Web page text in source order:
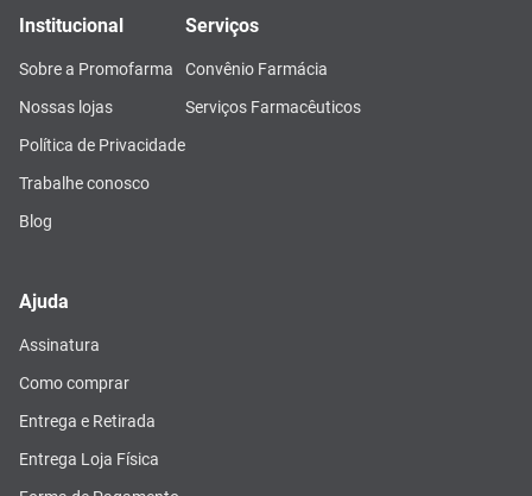
Institucional
Sobre a Promofarma
Nossas lojas
Política de Privacidade
Trabalhe conosco
Blog
Serviços
Convênio Farmácia
Serviços Farmacêuticos
Ajuda
Assinatura
Como comprar
Entrega e Retirada
Entrega Loja Física